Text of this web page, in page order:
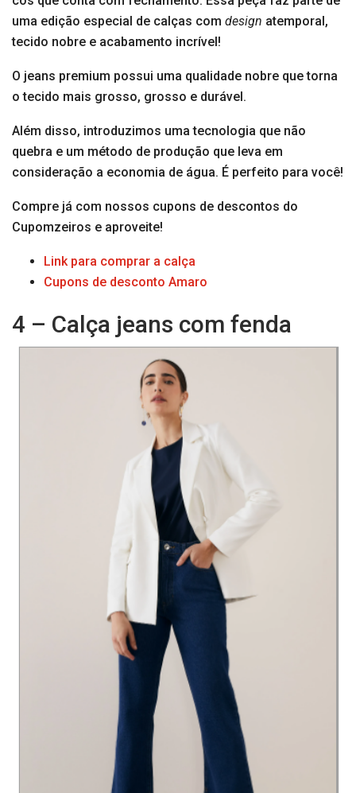
uma edição especial de calças com design atemporal,
tecido nobre e acabamento incrível!
O jeans premium possui uma qualidade nobre que torna
o tecido mais grosso, grosso e durável.
Além disso, introduzimos uma tecnologia que não
quebra e um método de produção que leva em
consideração a economia de água. É perfeito para você!
Compre já com nossos cupons de descontos do
Cupomzeiros e aproveite!
Link para comprar a calça
Cupons de desconto Amaro
4 – Calça jeans com fenda